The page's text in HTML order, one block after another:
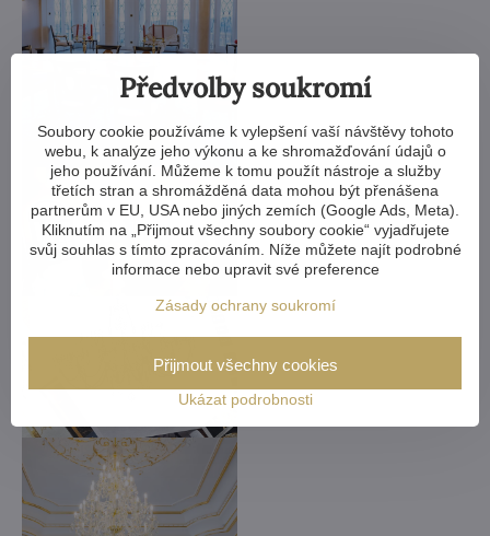
Předvolby soukromí
Soubory cookie používáme k vylepšení vaší návštěvy tohoto
webu, k analýze jeho výkonu a ke shromažďování údajů o
jeho používání. Můžeme k tomu použít nástroje a služby
třetích stran a shromážděná data mohou být přenášena
partnerům v EU, USA nebo jiných zemích (Google Ads, Meta).
Kliknutím na „Přijmout všechny soubory cookie“ vyjadřujete
svůj souhlas s tímto zpracováním. Níže můžete najít podrobné
informace nebo upravit své preference
Zásady ochrany soukromí
Ukázat podrobnosti
Přijmout všechny cookies